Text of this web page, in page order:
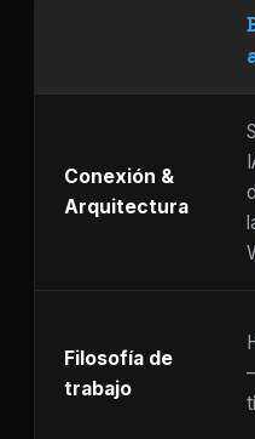
Conexión &
Arquitectura
Filosofía de
trabajo
ti